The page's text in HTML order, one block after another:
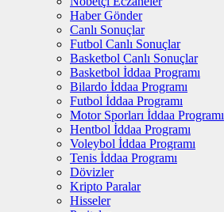
Haber Gönder
Canlı Sonuçlar
Futbol Canlı Sonuçlar
Basketbol Canlı Sonuçlar
Basketbol İddaa Programı
Bilardo İddaa Programı
Futbol İddaa Programı
Motor Sporları İddaa Programı
Hentbol İddaa Programı
Voleybol İddaa Programı
Tenis İddaa Programı
Dövizler
Kripto Paralar
Hisseler